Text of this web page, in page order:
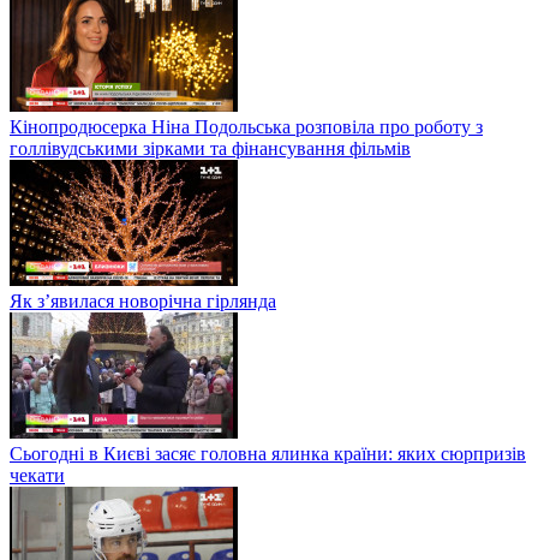
Кінопродюсерка Ніна Подольська розповіла про роботу з
голлівудськими зірками та фінансування фільмів
Як з’явилася новорічна гірлянда
Сьогодні в Києві засяє головна ялинка країни: яких сюрпризів
чекати